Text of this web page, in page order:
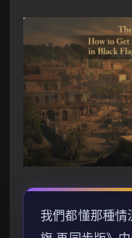
我們都懂那種